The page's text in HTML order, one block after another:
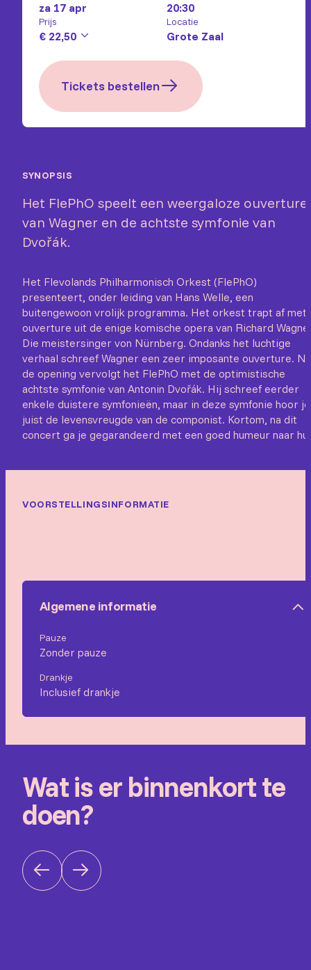
za 17 apr 20:30
Prijs
€ 22,50
Locatie
Grote Zaal
Tickets bestellen
SYNOPSIS
Het FlePhO speelt een weergaloze ouverture
van Wagner en de achtste symfonie van
Dvořák.
Het Flevolands Philharmonisch Orkest (FlePhO)
presenteert, onder leiding van Hans Welle, een
buitengewoon vrolijk programma. Het orkest trapt af met
ouverture uit de enige komische opera van Richard
Die meistersinger von Nürnberg. Ondanks het luchtige
verhaal schreef Wagner een zeer imposante ouverture. Na
de opening vervolgt het FlePhO met de optimistische
achtste symfonie van Antonin Dvořák. Hij schreef eerder
enkele duistere symfonieën, maar in deze symfonie hoor je
juist de levensvreugde van de componist. Kortom, na dit
concert ga je gegarandeerd met een goed humeur naar
VOORSTELLINGSINFORMATIE
Algemene informatie
Pauze
Zonder pauze
Drankje
Inclusief drankje
Wat is er binnenkort te
doen?